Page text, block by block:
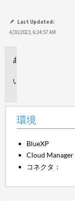
Last Updated:
4/20/2023, 6:24:57 AM
環境
BlueXP
Cloud Manager
コネクタ：